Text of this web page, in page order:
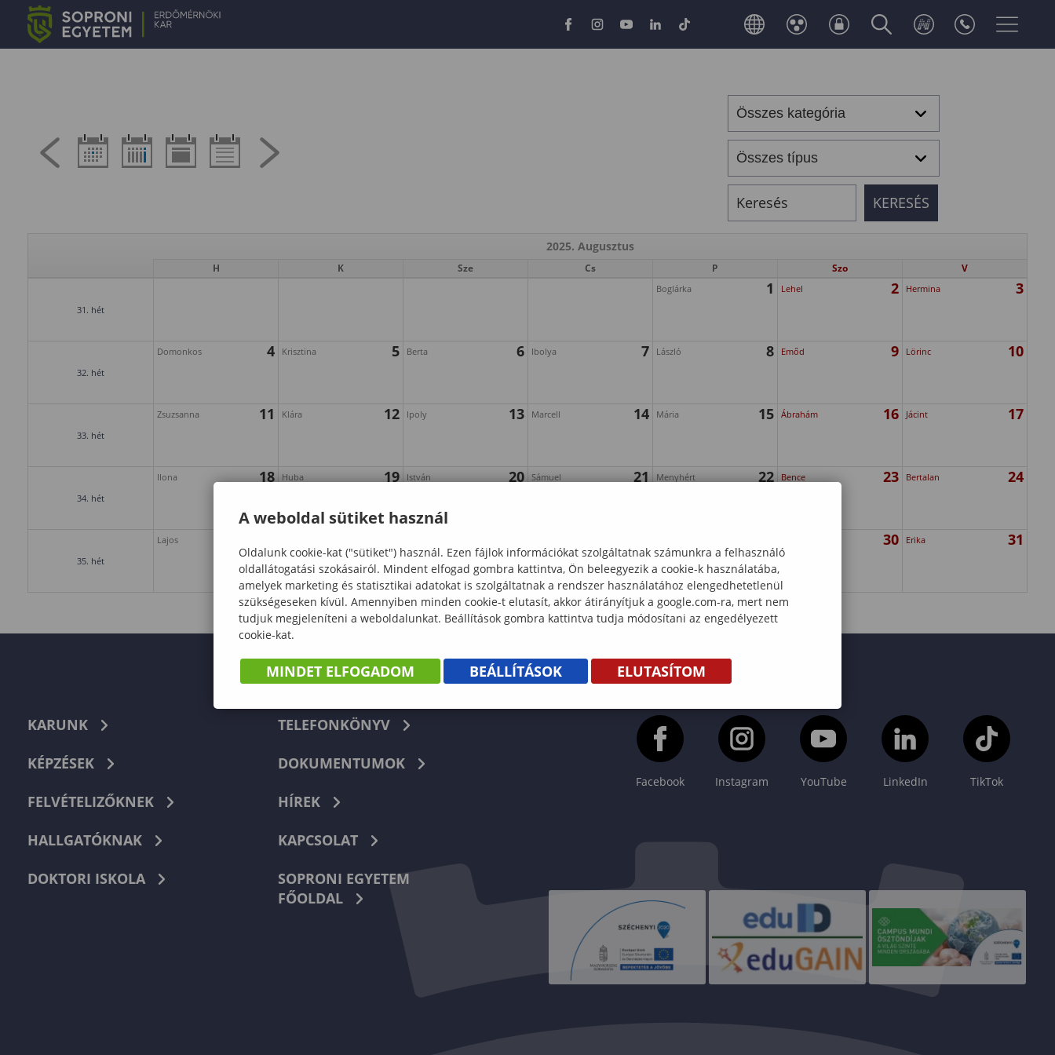
2025. Augusztus
H K Sze Cs P Szo V
31. hét
Boglárka 1 Lehel 2 Hermina 3
32. hét
Domonkos 4 Krisztina 5 Berta 6 Ibolya 7 László 8 Emőd 9 Lörinc 10
33. hét
Zsuzsanna 11 Klára 12 Ipoly 13 Marcell 14 Mária 15 Ábrahám 16 Jácint 17
34. hét
Ilona 18 Huba 19 István 20 Sámuel 21 Menyhért 22 Bence 23 Bertalan 24
35. hét
Lajos 30 Erika 31
KARUNK
KÉPZÉSEK
FELVÉTELIZŐKNEK
HALLGATÓKNAK
DOKTORI ISKOLA
TELEFONKÖNYV
DOKUMENTUMOK
HÍREK
KAPCSOLAT
SOPRONI EGYETEM
FŐOLDAL
Facebook Instagram YouTube LinkedIn TikTok
A weboldal sütiket használ
Oldalunk cookie-kat ("sütiket") használ. Ezen fájlok információkat szolgáltatnak számunkra a felhasználó
oldallátogatási szokásairól. Mindent elfogad gombra kattintva, Ön beleegyezik a cookie-k használatába,
amelyek marketing és statisztikai adatokat is szolgáltatnak a rendszer használatához elengedhetetlenül
szükségeseken kívül. Amennyiben minden cookie-t elutasít, akkor átirányítjuk a google.com-ra, mert nem
tudjuk megjeleníteni a weboldalunkat. Beállítások gombra kattintva tudja módosítani az engedélyezett
cookie-kat.
MINDET ELFOGADOM BEÁLLÍTÁSOK ELUTASÍTOM